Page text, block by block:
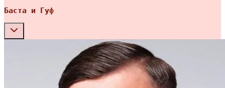
Баста и Гуф